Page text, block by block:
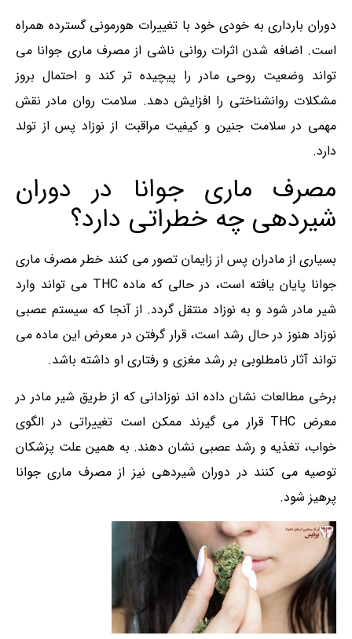
دوران بارداری به خودی خود با تغییرات هورمونی گسترده همراه
است. اضافه شدن اثرات روانی ناشی از مصرف ماری‌ جوانا می
تواند وضعیت روحی مادر را پیچیده تر کند و احتمال بروز
مشکلات روانشناختی را افزایش دهد. سلامت روان مادر نقش
مهمی در سلامت جنین و کیفیت مراقبت از نوزاد پس از تولد
دارد.
مصرف ماری جوانا در دوران
شیردهی چه خطراتی دارد؟
بسیاری از مادران پس از زایمان تصور می کنند خطر مصرف ماری‌
جوانا پایان یافته است، در حالی که ماده THC می تواند وارد
شیر مادر شود و به نوزاد منتقل گردد. از آنجا که سیستم عصبی
نوزاد هنوز در حال رشد است، قرار گرفتن در معرض این ماده می
تواند آثار نامطلوبی بر رشد مغزی و رفتاری او داشته باشد.
برخی مطالعات نشان داده اند نوزادانی که از طریق شیر مادر در
معرض THC قرار می گیرند ممکن است تغییراتی در الگوی
خواب، تغذیه و رشد عصبی نشان دهند. به همین علت پزشکان
توصیه می کنند در دوران شیردهی نیز از مصرف ماری‌ جوانا
پرهیز شود.